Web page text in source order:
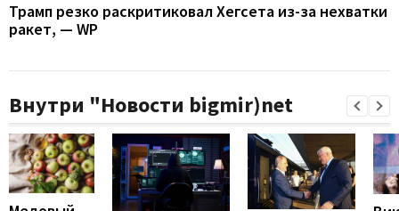
Трамп резко раскритиковал Хегсета из-за нехватки
ракет, — WP
Внутри "Новости bigmir)net